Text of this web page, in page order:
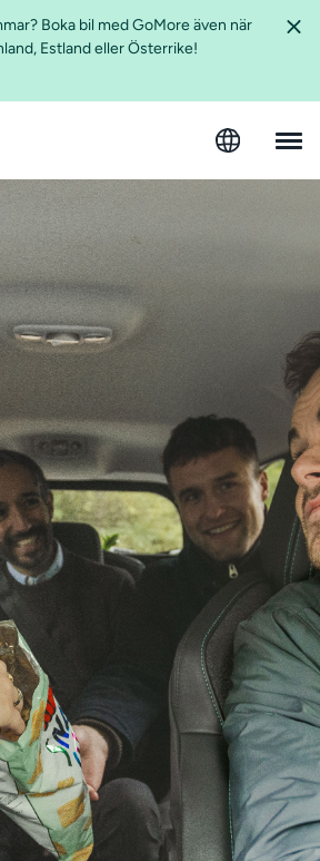
Boka bil med GoMore även när
Estland eller Österrike!